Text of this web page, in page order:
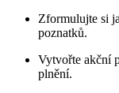
Zformulujte si
poznatků.
Vytvořte akční
plnění.